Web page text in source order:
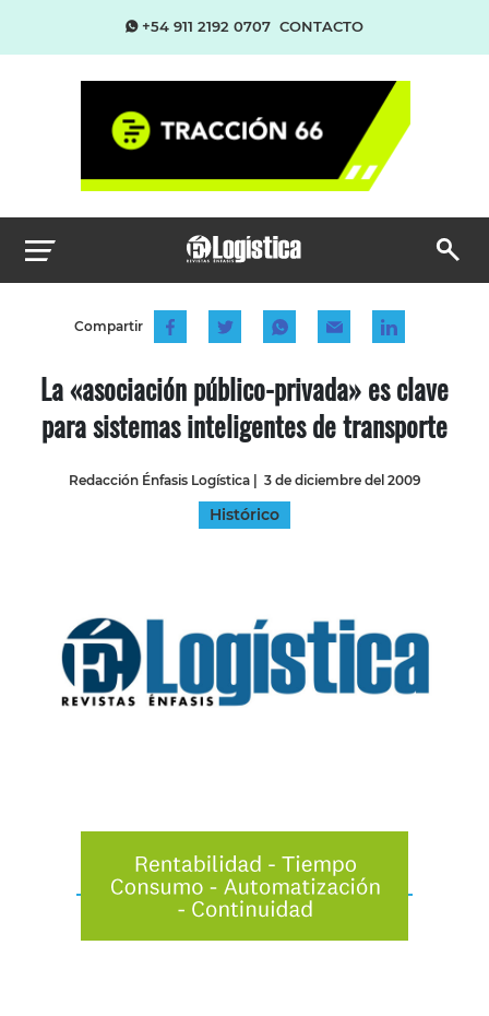
+54 911 2192 0707 CONTACTO
Compartir
La «asociación público-privada» es clave
para sistemas inteligentes de transporte
Redacción Énfasis Logística| 3 de diciembre del 2009
Histórico